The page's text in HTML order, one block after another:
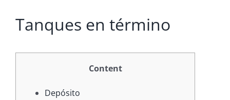
Tanques en término
Content
Depósito